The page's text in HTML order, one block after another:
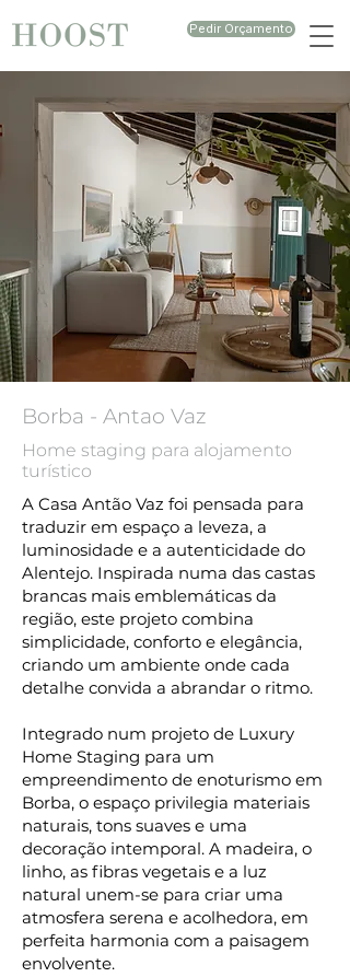
Pedir Orçamento
Borba - Antao Vaz
Home staging para alojamento
turístico
A Casa Antão Vaz foi pensada para
traduzir em espaço a leveza, a
luminosidade e a autenticidade do
Alentejo. Inspirada numa das castas
brancas mais emblemáticas da
região, este projeto combina
simplicidade, conforto e elegância,
criando um ambiente onde cada
detalhe convida a abrandar o ritmo.
Integrado num projeto de Luxury
Home Staging para um
empreendimento de enoturismo em
Borba, o espaço privilegia materiais
naturais, tons suaves e uma
decoração intemporal. A madeira, o
linho, as fibras vegetais e a luz
natural unem-se para criar uma
atmosfera serena e acolhedora, em
perfeita harmonia com a paisagem
envolvente.